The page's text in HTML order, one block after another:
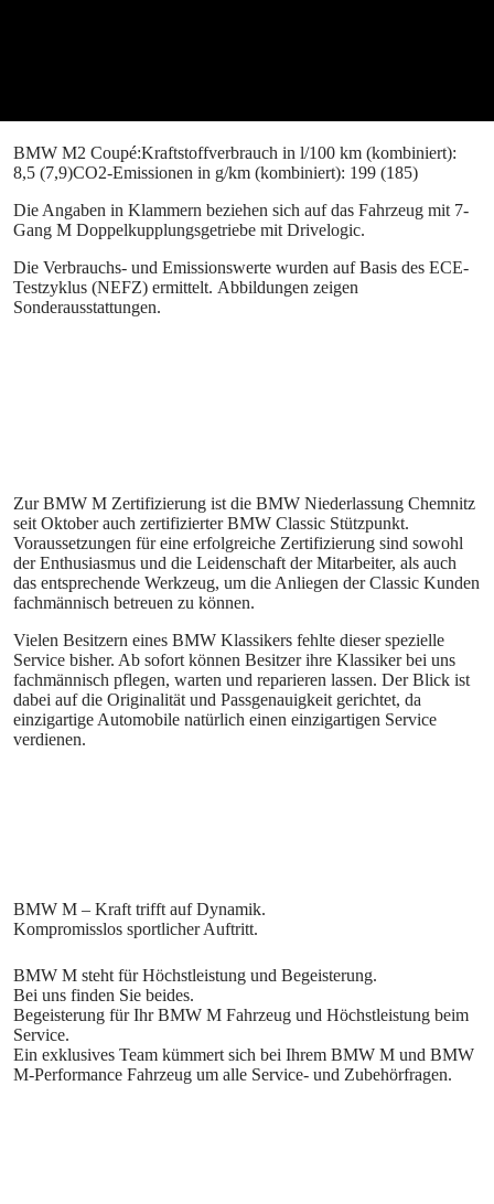
BMW M2 Coupé:Kraftstoffverbrauch in l/100 km (kombiniert):
8,5 (7,9)CO2-Emissionen in g/km (kombiniert): 199 (185)
Die Angaben in Klammern beziehen sich auf das Fahrzeug mit 7-
Gang M Doppelkupplungsgetriebe mit Drivelogic.
Die Verbrauchs- und Emissionswerte wurden auf Basis des ECE-
Testzyklus (NEFZ) ermittelt. Abbildungen zeigen
Sonderausstattungen.
Zur BMW M Zertifizierung ist die BMW Niederlassung Chemnitz
seit Oktober auch zertifizierter BMW Classic Stützpunkt.
Voraussetzungen für eine erfolgreiche Zertifizierung sind sowohl
der Enthusiasmus und die Leidenschaft der Mitarbeiter, als auch
das entsprechende Werkzeug, um die Anliegen der Classic Kunden
fachmännisch betreuen zu können.
Vielen Besitzern eines BMW Klassikers fehlte dieser spezielle
Service bisher. Ab sofort können Besitzer ihre Klassiker bei uns
fachmännisch pflegen, warten und reparieren lassen. Der Blick ist
dabei auf die Originalität und Passgenauigkeit gerichtet, da
einzigartige Automobile natürlich einen einzigartigen Service
verdienen.
BMW M steht für Höchstleistung und Begeisterung.
Bei uns finden Sie beides.
Begeisterung für Ihr BMW M Fahrzeug und Höchstleistung beim
Service.
Ein exklusives Team kümmert sich bei Ihrem BMW M und BMW
M-Performance Fahrzeug um alle Service- und Zubehörfragen.